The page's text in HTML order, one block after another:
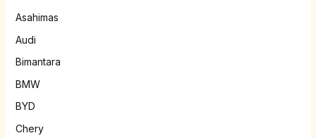
Asahimas
Audi
Bimantara
BMW
BYD
Chery